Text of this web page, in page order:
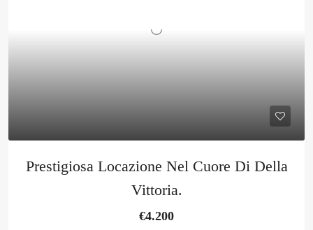
Prestigiosa Locazione Nel Cuore Di Della
Vittoria.
€4.200